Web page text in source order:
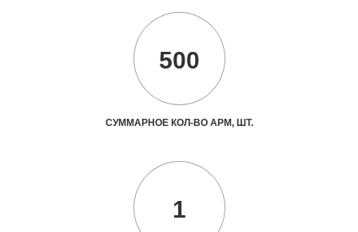
500
СУММАРНОЕ КОЛ-ВО АРМ, ШТ.
1